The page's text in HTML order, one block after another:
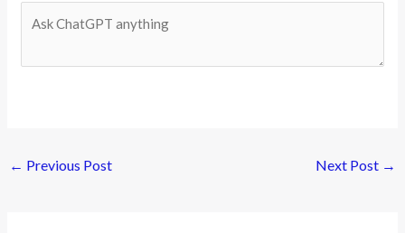
← Previous Post Next Post →